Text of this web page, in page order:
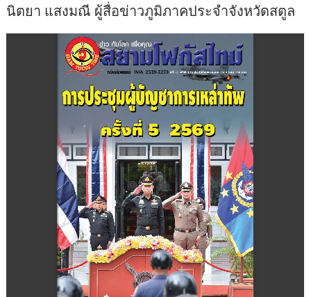
นิตยา แสงมณี ผู้สื่อข่าวภูมิภาคประจําจังหวัดสตูล